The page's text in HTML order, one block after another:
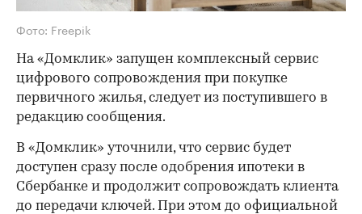
Фото: Freepik
На «Домклик» запущен комплексный сервис
цифрового сопровождения при покупке
первичного жилья, следует из поступившего в
редакцию сообщения.
В «Домклик» уточнили, что сервис будет
доступен сразу после одобрения ипотеки в
Сбербанке и продолжит сопровождать клиента
до передачи ключей. При этом до официальной